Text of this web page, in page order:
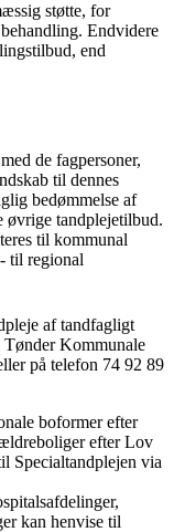
støtte, for
Endvidere
end
de fagpersoner,
til dennes
bedømmelse af
øvrige tandplejetilbud.
til kommunal
til regional
af tandfagligt
Tønder Kommunale
på telefon 74 92 89
boformer efter
efter Lov
Specialtandplejen via
kan henvise til